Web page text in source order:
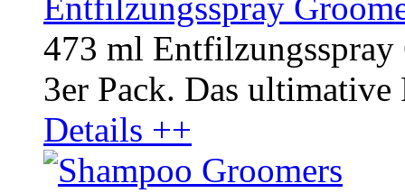
473 ml Entfilzungsspray
3er Pack. Das
Details ++